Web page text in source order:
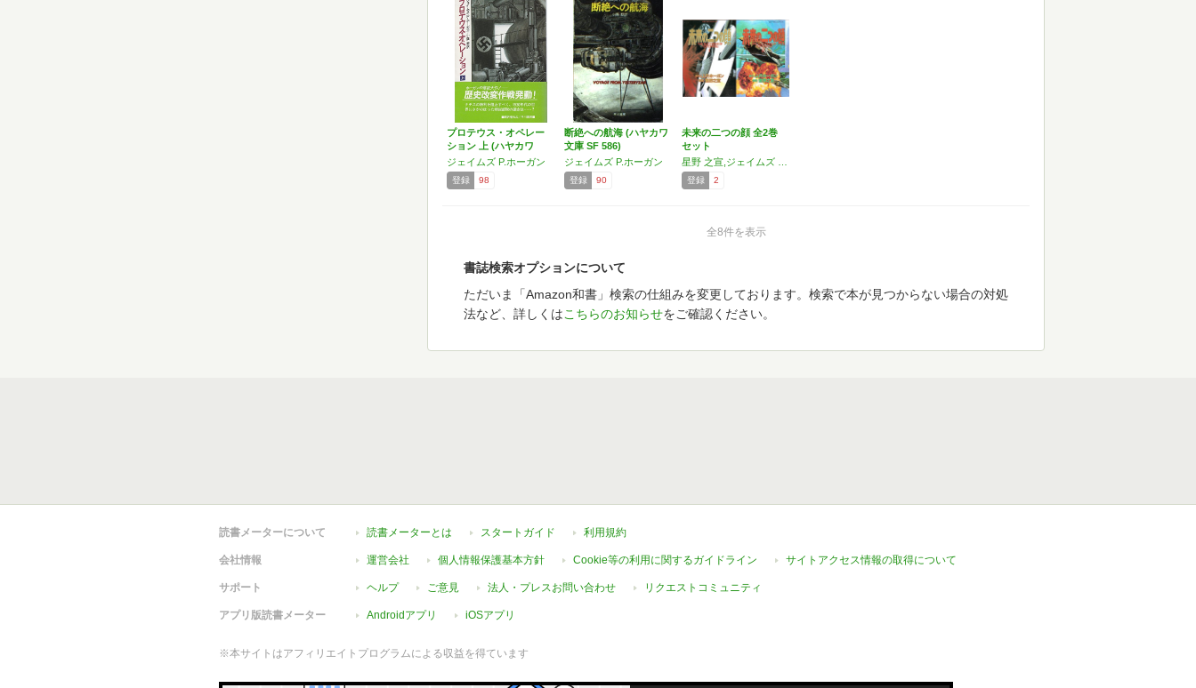
プロテウス・オペレー
ション 上 (ハヤカワ
文…
ジェイムズ P.ホーガン
登録 98
断絶への航海 (ハヤカワ
文庫 SF 586)
ジェイムズ P.ホーガン
登録 90
未来の二つの顔 全2巻
セット
登録 2
全8件を表示
書誌検索オプションについて
ただいま「Amazon和書」検索の仕組みを変更しております。検索で本が見つからない場合の対処
法など、詳しくはこちらのお知らせをご確認ください。
読書メーターについて 読書メーターとは スタートガイド 利用規約
会社情報 運営会社 個人情報保護基本方針 Cookie等の利用に関するガイドライン サイトアクセス情報の取得について
サポート ヘルプ ご意見 法人・プレスお問い合わせ リクエストコミュニティ
アプリ版読書メーター Androidアプリ iOSアプリ
※本サイトはアフィリエイトプログラムによる収益を得ています